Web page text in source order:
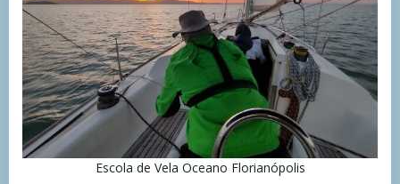
Escola de Vela Oceano Florianópolis